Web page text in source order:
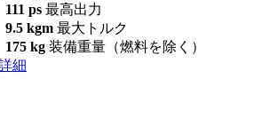
111 ps 最高出力
9.5 kgm 最大トルク
175 kg 装備重量（燃料を除く）
細